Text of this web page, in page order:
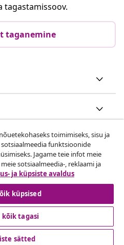
tagastamissoov.
taganemine
toimimiseks, sisu ja
funktsioonide
Jagame teie infot meie
sotsiaalmeedia-, reklaami ja
ja küpsiste avaldus
küpsised
kõik tagasi
sätted